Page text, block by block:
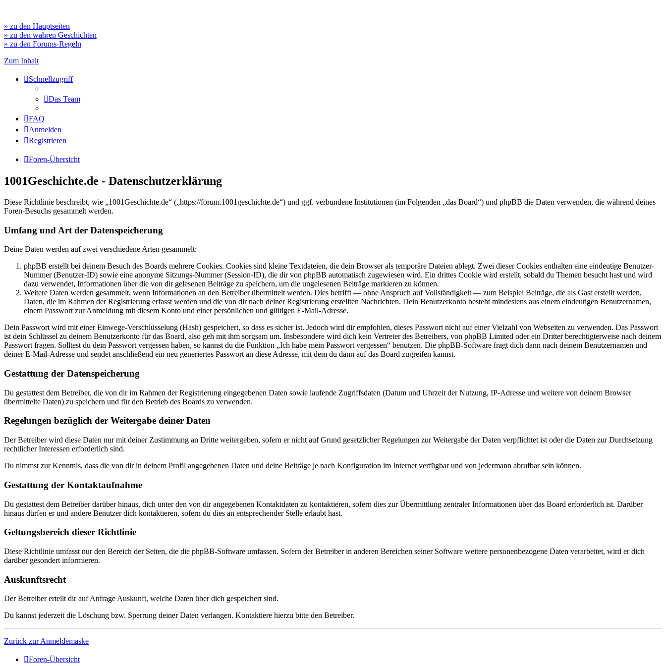
» zu den Hauptseiten
» zu den wahren Geschichten
» zu den Forums-Regeln
Zum Inhalt
Schnellzugriff
Das Team
FAQ
Anmelden
Registrieren
Foren-Übersicht
1001Geschichte.de - Datenschutzerklärung
Diese Richtlinie beschreibt, wie „1001Geschichte.de“ („https://forum.1001geschichte.de“) und ggf. verbundene Institutionen (im Folgenden „das Board“) und phpBB die Daten verwenden, die während deines
Foren-Besuchs gesammelt werden.
Umfang und Art der Datenspeicherung
Deine Daten werden auf zwei verschiedene Arten gesammelt:
phpBB erstellt bei deinem Besuch des Boards mehrere Cookies. Cookies sind kleine Textdateien, die dein Browser als temporäre Dateien ablegt. Zwei dieser Cookies enthalten eine eindeutige Benutzer-
Nummer (Benutzer-ID) sowie eine anonyme Sitzungs-Nummer (Session-ID), die dir von phpBB automatisch zugewiesen wird. Ein drittes Cookie wird erstellt, sobald du Themen besucht hast und wird
dazu verwendet, Informationen über die von dir gelesenen Beiträge zu speichern, um die ungelesenen Beiträge markieren zu können.
Weitere Daten werden gesammelt, wenn Informationen an den Betreiber übermittelt werden. Dies betrifft — ohne Anspruch auf Vollständigkeit — zum Beispiel Beiträge, die als Gast erstellt werden,
Daten, die im Rahmen der Registrierung erfasst werden und die von dir nach deiner Registrierung erstellten Nachrichten. Dein Benutzerkonto besteht mindestens aus einem eindeutigen Benutzernamen,
einem Passwort zur Anmeldung mit diesem Konto und einer persönlichen und gültigen E-Mail-Adresse.
Dein Passwort wird mit einer Einwege-Verschlüsselung (Hash) gespeichert, so dass es sicher ist. Jedoch wird dir empfohlen, dieses Passwort nicht auf einer Vielzahl von Webseiten zu verwenden. Das Passwort
ist dein Schlüssel zu deinem Benutzerkonto für das Board, also geh mit ihm sorgsam um. Insbesondere wird dich kein Vertreter des Betreibers, von phpBB Limited oder ein Dritter berechtigterweise nach deinem
Passwort fragen. Solltest du dein Passwort vergessen haben, so kannst du die Funktion „Ich habe mein Passwort vergessen“ benutzen. Die phpBB-Software fragt dich dann nach deinem Benutzernamen und
deiner E-Mail-Adresse und sendet anschließend ein neu generiertes Passwort an diese Adresse, mit dem du dann auf das Board zugreifen kannst.
Gestattung der Datenspeicherung
Du gestattest dem Betreiber, die von dir im Rahmen der Registrierung eingegebenen Daten sowie laufende Zugriffsdaten (Datum und Uhrzeit der Nutzung, IP-Adresse und weitere von deinem Browser
übermittelte Daten) zu speichern und für den Betrieb des Boards zu verwenden.
Regelungen bezüglich der Weitergabe deiner Daten
Der Betreiber wird diese Daten nur mit deiner Zustimmung an Dritte weitergeben, sofern er nicht auf Grund gesetzlicher Regelungen zur Weitergabe der Daten verpflichtet ist oder die Daten zur Durchsetzung
rechtlicher Interessen erforderlich sind.
Du nimmst zur Kenntnis, dass die von dir in deinem Profil angegebenen Daten und deine Beiträge je nach Konfiguration im Internet verfügbar und von jedermann abrufbar sein können.
Gestattung der Kontaktaufnahme
Du gestattest dem Betreiber darüber hinaus, dich unter den von dir angegebenen Kontaktdaten zu kontaktieren, sofern dies zur Übermittlung zentraler Informationen über das Board erforderlich ist. Darüber
hinaus dürfen er und andere Benutzer dich kontaktieren, sofern du dies an entsprechender Stelle erlaubt hast.
Geltungsbereich dieser Richtlinie
Diese Richtlinie umfasst nur den Bereich der Seiten, die die phpBB-Software umfassen. Sofern der Betreiber in anderen Bereichen seiner Software weitere personenbezogene Daten verarbeitet, wird er dich
darüber gesondert informieren.
Auskunftsrecht
Der Betreiber erteilt dir auf Anfrage Auskunft, welche Daten über dich gespeichert sind.
Du kannst jederzeit die Löschung bzw. Sperrung deiner Daten verlangen. Kontaktiere hierzu bitte den Betreiber.
Zurück zur Anmeldemaske
Foren-Übersicht